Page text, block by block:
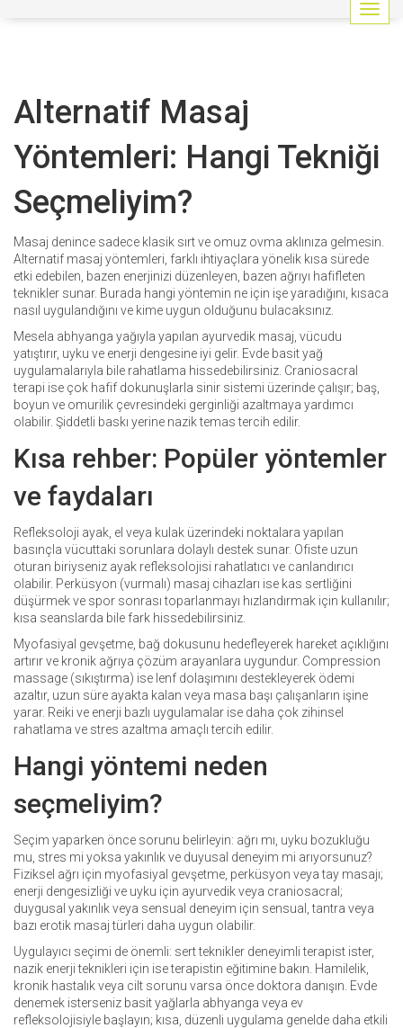
G
e
i
a
a
t
Alternatif Masaj
Yöntemleri: Hangi Tekniği
Seçmeliyim?
Masaj denince sadece klasik sırt ve omuz ovma aklınıza gelmesin.
Alternatif masaj yöntemleri, farklı ihtiyaçlara yönelik kısa sürede
etki edebilen, bazen enerjinizi düzenleyen, bazen ağrıyı hafifleten
teknikler sunar. Burada hangi yöntemin ne için işe yaradığını, kısaca
nasıl uygulandığını ve kime uygun olduğunu bulacaksınız.
Mesela abhyanga yağıyla yapılan ayurvedik masaj, vücudu
yatıştırır, uyku ve enerji dengesine iyi gelir. Evde basit yağ
uygulamalarıyla bile rahatlama hissedebilirsiniz. Craniosacral
terapi ise çok hafif dokunuşlarla sinir sistemi üzerinde çalışır; baş,
boyun ve omurilik çevresindeki gerginliği azaltmaya yardımcı
olabilir. Şiddetli baskı yerine nazik temas tercih edilir.
Kısa rehber: Popüler yöntemler
ve faydaları
Refleksoloji ayak, el veya kulak üzerindeki noktalara yapılan
basınçla vücuttaki sorunlara dolaylı destek sunar. Ofiste uzun
oturan biriyseniz ayak refleksolojisi rahatlatıcı ve canlandırıcı
olabilir. Perküsyon (vurmalı) masaj cihazları ise kas sertliğini
düşürmek ve spor sonrası toparlanmayı hızlandırmak için kullanılır;
kısa seanslarda bile fark hissedebilirsiniz.
Myofasiyal gevşetme, bağ dokusunu hedefleyerek hareket açıklığını
artırır ve kronik ağrıya çözüm arayanlara uygundur. Compression
massage (sıkıştırma) ise lenf dolaşımını destekleyerek ödemi
azaltır, uzun süre ayakta kalan veya masa başı çalışanların işine
yarar. Reiki ve enerji bazlı uygulamalar ise daha çok zihinsel
rahatlama ve stres azaltma amaçlı tercih edilir.
Hangi yöntemi neden
seçmeliyim?
Seçim yaparken önce sorunu belirleyin: ağrı mı, uyku bozukluğu
mu, stres mi yoksa yakınlık ve duyusal deneyim mi arıyorsunuz?
Fiziksel ağrı için myofasiyal gevşetme, perküsyon veya tay masajı;
enerji dengesizliği ve uyku için ayurvedik veya craniosacral;
duygusal yakınlık veya sensual deneyim için sensual, tantra veya
bazı erotik masaj türleri daha uygun olabilir.
Uygulayıcı seçimi de önemli: sert teknikler deneyimli terapist ister,
nazik enerji teknikleri için ise terapistin eğitimine bakın. Hamilelik,
kronik hastalık veya cilt sorunu varsa önce doktora danışın. Evde
denemek isterseniz basit yağlarla abhyanga veya ev
refleksolojisiyle başlayın; kısa, düzenli uygulama genelde daha etkili